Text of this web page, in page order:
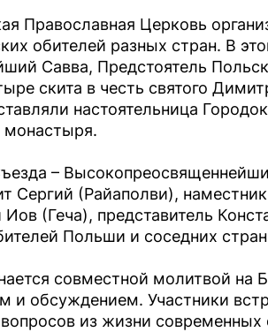
Православная Церковь
обителей разных стран. В
Савва, Предстоятель
скита в честь святого
настоятельница
–
Сергий (Райаполви),
(Геча), представитель
Польши и соседних
совместной молитвой на
и обсуждением. Участники
из жизни современных